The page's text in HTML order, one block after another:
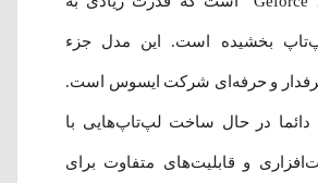
بخشیده است. این مدل جزء
و حرفه‌ای شرکت ایسوس است.
در حال ساخت لپ‌تاپ‌هایی با
و قابلیت‌های متفاوت برای